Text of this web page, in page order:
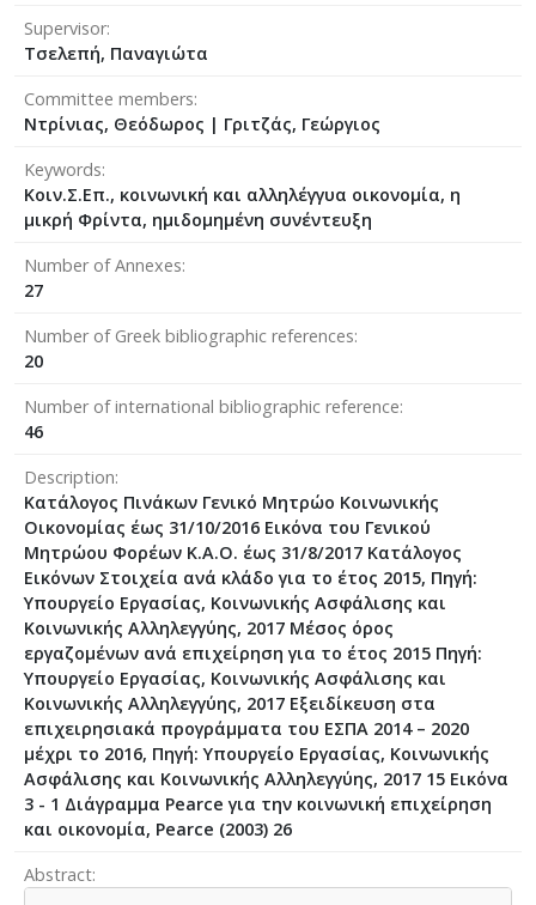
Supervisor
Τσελεπή, Παναγιώτα
Committee members
Ντρίνιας, Θεόδωρος | Γριτζάς, Γεώργιος
Keywords
Κοιν.Σ.Επ., κοινωνική και αλληλέγγυα οικονομία, η
μικρή Φρίντα, ημιδομημένη συνέντευξη
Number of Annexes
27
Number of Greek bibliographic references
20
Number of international bibliographic reference
46
Description
Κατάλογος Πινάκων Γενικό Μητρώο Κοινωνικής
Οικονομίας έως 31/10/2016 Εικόνα του Γενικού
Μητρώου Φορέων Κ.Α.Ο. έως 31/8/2017 Κατάλογος
Εικόνων Στοιχεία ανά κλάδο για το έτος 2015, Πηγή:
Υπουργείο Εργασίας, Κοινωνικής Ασφάλισης και
Κοινωνικής Αλληλεγγύης, 2017 Μέσος όρος
εργαζομένων ανά επιχείρηση για το έτος 2015 Πηγή:
Υπουργείο Εργασίας, Κοινωνικής Ασφάλισης και
Κοινωνικής Αλληλεγγύης, 2017 Εξειδίκευση στα
επιχειρησιακά προγράμματα του ΕΣΠΑ 2014 – 2020
μέχρι το 2016, Πηγή: Υπουργείο Εργασίας, Κοινωνικής
Ασφάλισης και Κοινωνικής Αλληλεγγύης, 2017 15 Εικόνα
3 - 1 Διάγραμμα Pearce για την κοινωνική επιχείρηση
και οικονομία, Pearce (2003) 26
Abstract